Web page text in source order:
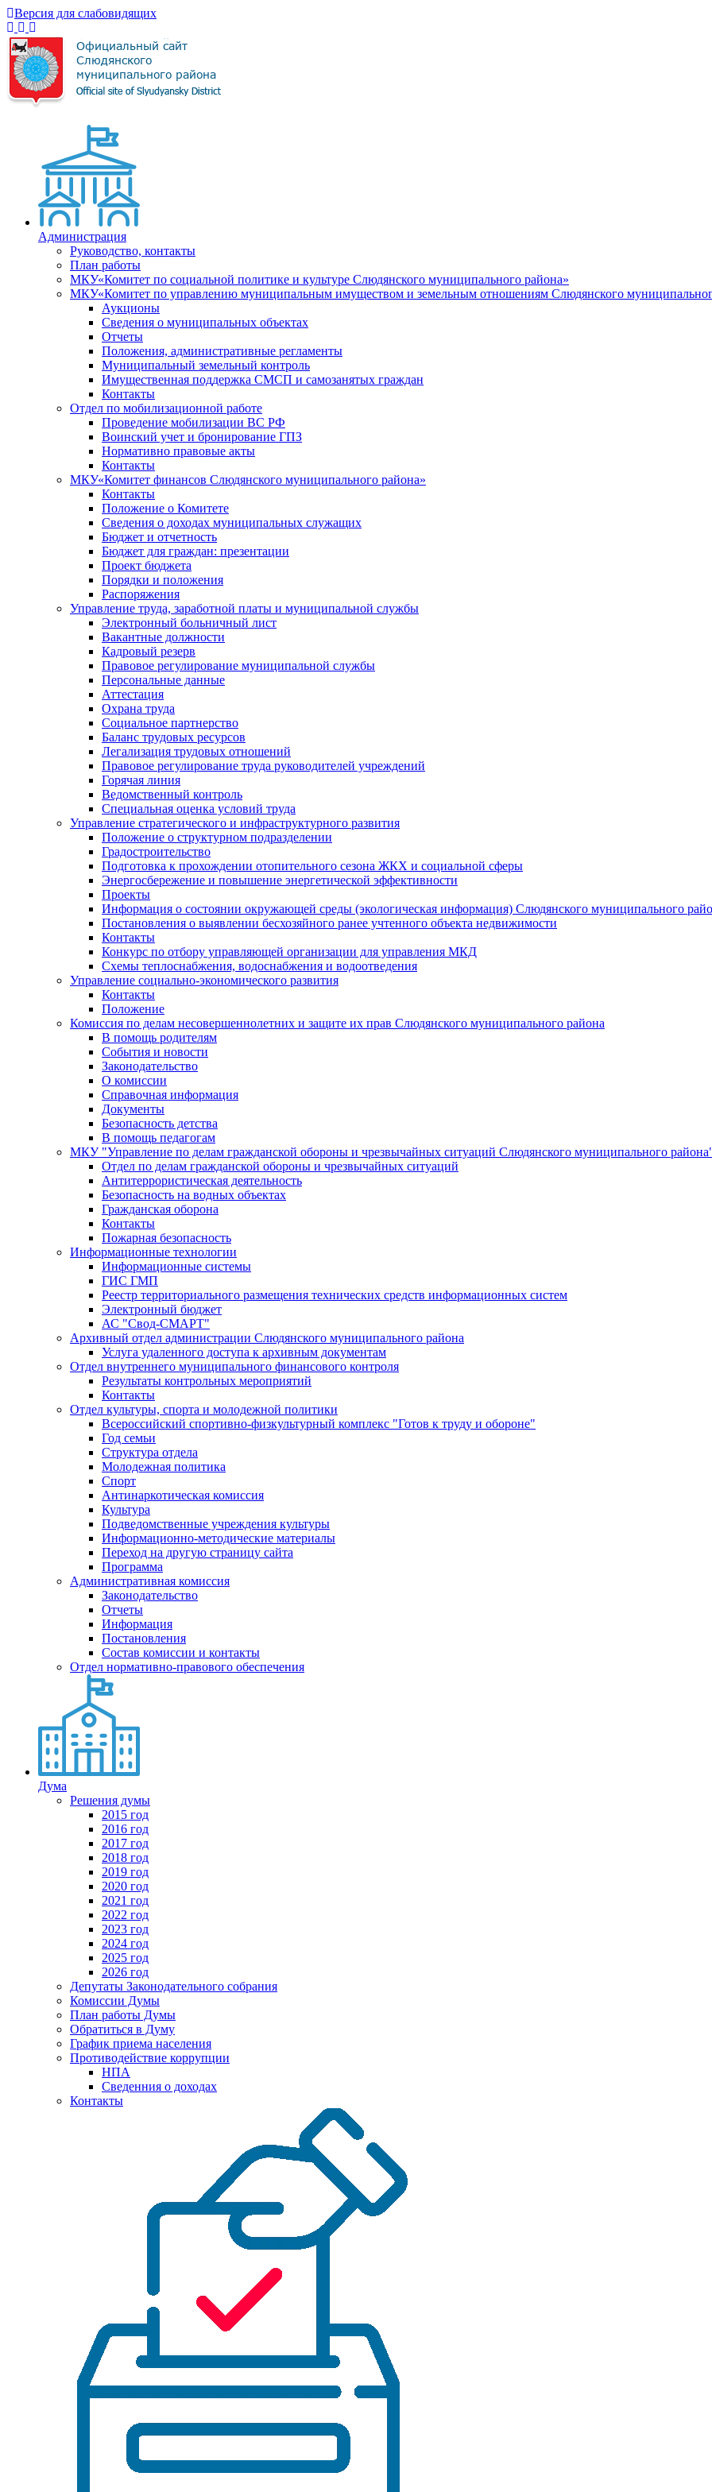
Версия для слабовидящих
Администрация
Руководство, контакты
План работы
МКУ«Комитет по социальной политике и культуре Слюдянского муниципального района»
МКУ«Комитет по управлению муниципальным имуществом и земельным отношениям Слюдянского
Аукционы
Сведения о муниципальных объектах
Отчеты
Положения, административные регламенты
Муниципальный земельный контроль
Имущественная поддержка СМСП и самозанятых граждан
Контакты
Отдел по мобилизационной работе
Проведение мобилизации ВС РФ
Воинский учет и бронирование ГПЗ
Нормативно правовые акты
Контакты
МКУ«Комитет финансов Слюдянского муниципального района»
Контакты
Положение о Комитете
Сведения о доходах муниципальных служащих
Бюджет и отчетность
Бюджет для граждан: презентации
Проект бюджета
Порядки и положения
Распоряжения
Управление труда, заработной платы и муниципальной службы
Электронный больничный лист
Вакантные должности
Кадровый резерв
Правовое регулирование муниципальной службы
Персональные данные
Аттестация
Охрана труда
Социальное партнерство
Баланс трудовых ресурсов
Легализация трудовых отношений
Правовое регулирование труда руководителей учреждений
Горячая линия
Ведомственный контроль
Специальная оценка условий труда
Управление стратегического и инфраструктурного развития
Положение о структурном подразделении
Градостроительство
Подготовка к прохождении отопительного сезона ЖКХ и социальной сферы
Энергосбережение и повышение энергетической эффективности
Проекты
Информация о состоянии окружающей среды (экологическая информация) Слюдянского муниципального
Постановления о выявлении бесхозяйного ранее учтенного объекта недвижимости
Контакты
Конкурс по отбору управляющей организации для управления МКД
Схемы теплоснабжения, водоснабжения и водоотведения
Управление социально-экономического развития
Контакты
Положение
Комиссия по делам несовершеннолетних и защите их прав Слюдянского муниципального района
В помощь родителям
События и новости
Законодательство
О комиссии
Справочная информация
Документы
Безопасность детства
В помощь педагогам
МКУ "Управление по делам гражданской обороны и чрезвычайных ситуаций Слюдянского муниципального
Отдел по делам гражданской обороны и чрезвычайных ситуаций
Антитеррористическая деятельность
Безопасность на водных объектах
Гражданская оборона
Контакты
Пожарная безопасность
Информационные технологии
Информационные системы
ГИС ГМП
Реестр территориального размещения технических средств информационных систем
Электронный бюджет
АС "Свод-СМАРТ"
Архивный отдел администрации Слюдянского муниципального района
Услуга удаленного доступа к архивным документам
Отдел внутреннего муниципального финансового контроля
Результаты контрольных мероприятий
Контакты
Отдел культуры, спорта и молодежной политики
Всероссийский спортивно-физкультурный комплекс "Готов к труду и обороне"
Год семьи
Структура отдела
Молодежная политика
Спорт
Антинаркотическая комиссия
Культура
Подведомственные учреждения культуры
Информационно-методические материалы
Переход на другую страницу сайта
Программа
Административная комиссия
Законодательство
Отчеты
Информация
Постановления
Состав комиссии и контакты
Отдел нормативно-правового обеспечения
Дума
Решения думы
2015 год
2016 год
2017 год
2018 год
2019 год
2020 год
2021 год
2022 год
2023 год
2024 год
2025 год
2026 год
Депутаты Законодательного собрания
Комиссии Думы
План работы Думы
Обратиться в Думу
График приема населения
Противодействие коррупции
НПА
Сведенния о доходах
Контакты